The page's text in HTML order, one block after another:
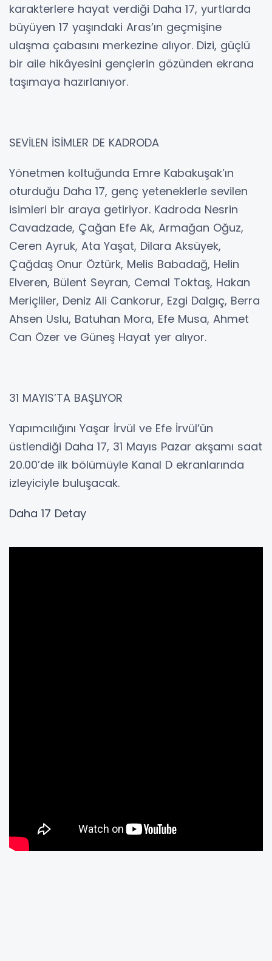
karakterlere hayat verdiği Daha 17, yurtlarda
büyüyen 17 yaşındaki Aras’ın geçmişine
ulaşma çabasını merkezine alıyor. Dizi, güçlü
bir aile hikâyesini gençlerin gözünden ekrana
taşımaya hazırlanıyor.
SEVİLEN İSİMLER DE KADRODA
Yönetmen koltuğunda Emre Kabakuşak’ın
oturduğu Daha 17, genç yeteneklerle sevilen
isimleri bir araya getiriyor. Kadroda Nesrin
Cavadzade, Çağan Efe Ak, Armağan Oğuz,
Ceren Ayruk, Ata Yaşat, Dilara Aksüyek,
Çağdaş Onur Öztürk, Melis Babadağ, Helin
Elveren, Bülent Seyran, Cemal Toktaş, Hakan
Meriçliler, Deniz Ali Cankorur, Ezgi Dalgıç, Berra
Ahsen Uslu, Batuhan Mora, Efe Musa, Ahmet
Can Özer ve Güneş Hayat yer alıyor.
31 MAYIS’TA BAŞLIYOR
Yapımcılığını Yaşar İrvül ve Efe İrvül’ün
üstlendiği Daha 17, 31 Mayıs Pazar akşamı saat
20.00’de ilk bölümüyle Kanal D ekranlarında
izleyiciyle buluşacak.
Daha 17 Detay